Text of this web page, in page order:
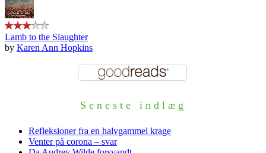
Lamb to the Slaughter
by Karen Ann Hopkins
Seneste indlæg
Refleksioner fra en halvgammel krage
Venter på corona – svar